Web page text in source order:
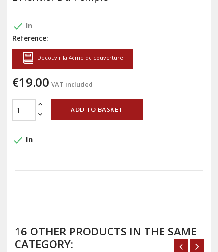
done In
Reference:
Découvir la 4ème de couverture
€19.00 VAT included
ADD TO BASKET
done In
16 OTHER PRODUCTS IN THE SAME
CATEGORY: